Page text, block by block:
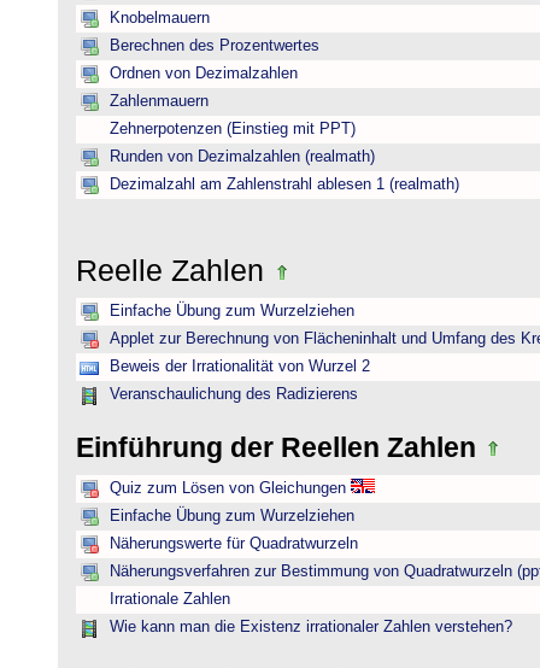
Knobelmauern
Berechnen des Prozentwertes
Ordnen von Dezimalzahlen
Zahlenmauern
Zehnerpotenzen (Einstieg mit PPT)
Runden von Dezimalzahlen (realmath)
Dezimalzahl am Zahlenstrahl ablesen 1 (realmath)
Reelle Zahlen
Einfache Übung zum Wurzelziehen
Applet zur Berechnung von Flächeninhalt und Umfang des
Beweis der Irrationalität von Wurzel 2
Veranschaulichung des Radizierens
Einführung der Reellen Zahlen
Quiz zum Lösen von Gleichungen
Einfache Übung zum Wurzelziehen
Näherungswerte für Quadratwurzeln
Näherungsverfahren zur Bestimmung von Quadratwurzeln
Irrationale Zahlen
Wie kann man die Existenz irrationaler Zahlen verstehen?